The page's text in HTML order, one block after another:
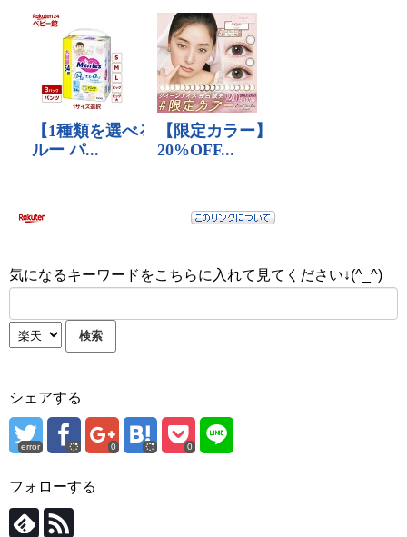
気になるキーワードをこちらに入れて見てください↓(^_^)
シェアする
error 0 0
フォローする